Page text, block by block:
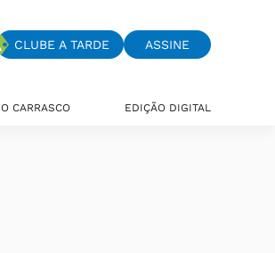
CLUBE A TARDE ASSINE
O CARRASCO EDIÇÃO DIGITAL